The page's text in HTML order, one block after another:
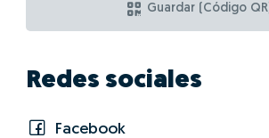
Guardar (Código QR)
Redes sociales
Facebook